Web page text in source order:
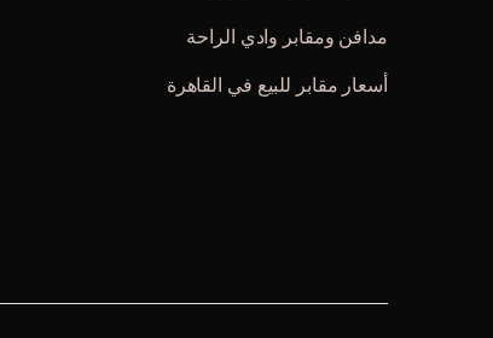
مدافن ومقابر وادي الراحة
أسعار مقابر للبيع في القاهرة